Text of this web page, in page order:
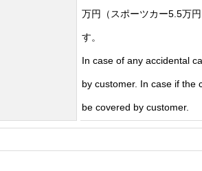
万円（スポーツカー5.5万
す。
In case of any accidental
by customer. In case if the
be covered by customer.